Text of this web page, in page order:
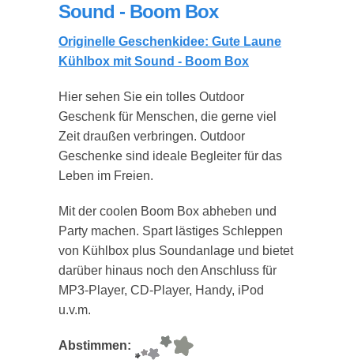
Sound - Boom Box
Originelle Geschenkidee: Gute Laune
Kühlbox mit Sound - Boom Box
Hier sehen Sie ein tolles Outdoor
Geschenk für Menschen, die gerne viel
Zeit draußen verbringen. Outdoor
Geschenke sind ideale Begleiter für das
Leben im Freien.
Mit der coolen Boom Box abheben und
Party machen. Spart lästiges Schleppen
von Kühlbox plus Soundanlage und bietet
darüber hinaus noch den Anschluss für
MP3-Player, CD-Player, Handy, iPod
u.v.m.
Abstimmen: